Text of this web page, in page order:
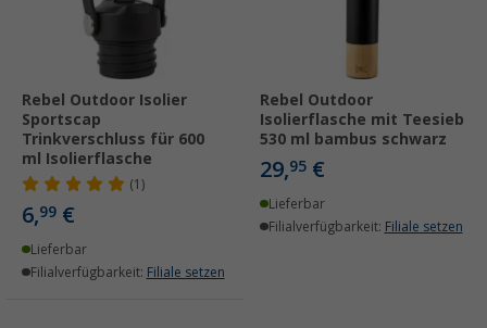
Rebel Outdoor Isolier
Sportscap
Trinkverschluss für 600
ml Isolierflasche
(1)
6,99 €
Lieferbar
Filialverfügbarkeit: Filiale setzen
Rebel Outdoor
Isolierflasche mit Teesieb
530 ml bambus schwarz
29,95 €
Lieferbar
Filialverfügbarkeit: Filiale setzen